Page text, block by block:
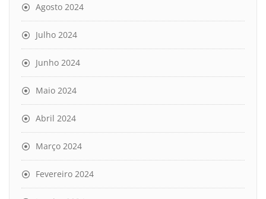
Agosto 2024
Julho 2024
Junho 2024
Maio 2024
Abril 2024
Março 2024
Fevereiro 2024